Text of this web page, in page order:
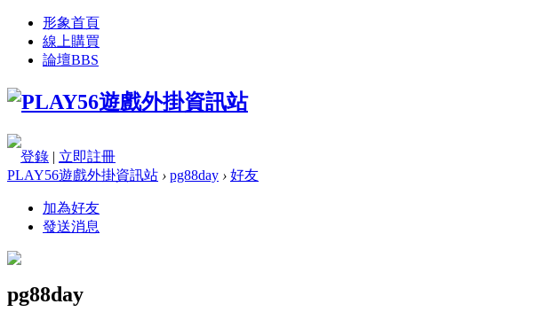
形象首頁
線上購買
論壇BBS
登錄 | 立即註冊
PLAY56遊戲外掛資訊站 › pg88day › 好友
加為好友
發送消息
pg88day